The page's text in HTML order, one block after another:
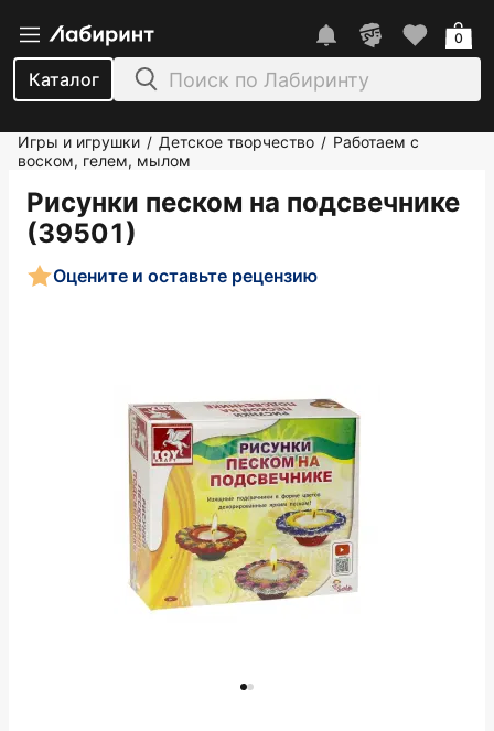
Каталог
0
Игры и игрушки / Детское творчество / Работаем с
воском, гелем, мылом
Рисунки песком на подсвечнике
(39501)
Оцените и оставьте рецензию